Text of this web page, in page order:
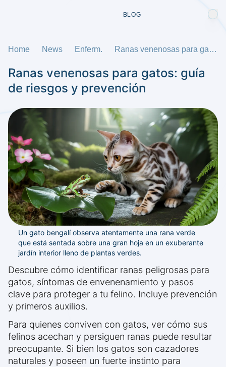
BLOG
Home News Enferm. Ranas venenosas para gatos: guía de riesgos y prevención
Ranas venenosas para gatos: guía
de riesgos y prevención
Un gato bengalí observa atentamente una rana verde
que está sentada sobre una gran hoja en un exuberante
jardín interior lleno de plantas verdes.
Descubre cómo identificar ranas peligrosas para
gatos, síntomas de envenenamiento y pasos
clave para proteger a tu felino. Incluye prevención
y primeros auxilios.
Para quienes conviven con gatos, ver cómo sus
felinos acechan y persiguen ranas puede resultar
preocupante. Si bien los gatos son cazadores
naturales y poseen un fuerte instinto para